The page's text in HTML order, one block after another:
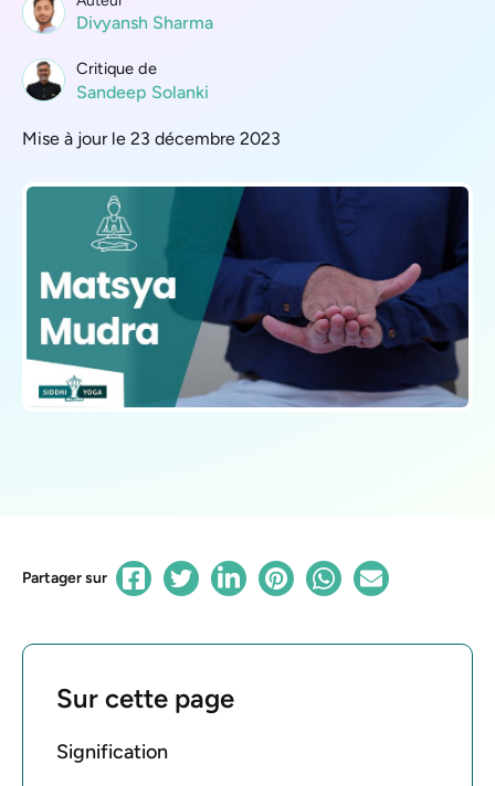
Divyansh Sharma
Critique de
Sandeep Solanki
Mise à jour le 23 décembre 2023
Partager sur
Sur cette page
Signification